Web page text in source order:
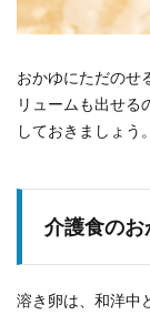
おかゆにただのせ
リュームも出せる
しておきましょう。
介護食の
溶き卵は、和洋中